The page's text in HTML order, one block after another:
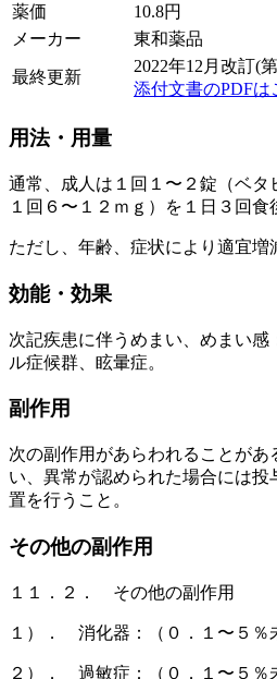
薬価
10.8円
メーカー
東和薬品
最終更新
2022年12月改訂(
添付文書のPDFは
用法・用量
通常、成人は１回１〜２錠（ベタ
１回６〜１２ｍｇ）を１日３回食
ただし、年齢、症状により適宜増
効能・効果
次記疾患に伴うめまい、めまい
ル症候群、眩暈症。
副作用
次の副作用があらわれることが
い、異常が認められた場合には
置を行うこと。
その他の副作用
１１．２． その他の副作用
１）． 消化器：（０．１〜５％
２）． 過敏症：（０．１〜５％